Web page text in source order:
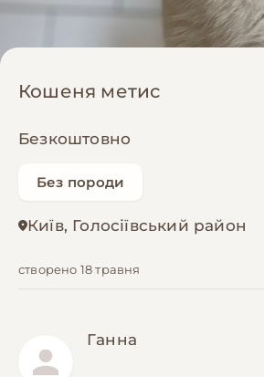
Кошеня метис
Безкоштовно
Без породи
Київ, Голосіївський район
створено 18 травня
Ганна